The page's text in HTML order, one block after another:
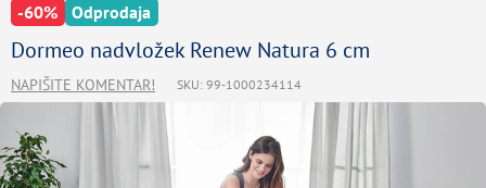
-60% Odprodaja
Dormeo nadvložek Renew Natura 6 cm
NAPIŠITE KOMENTAR! SKU: 99-1000234114